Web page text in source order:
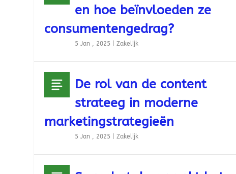
en hoe beïnvloeden ze
consumentengedrag?
5 Jan , 2025 |Zakelijk
De rol van de content
strateeg in moderne
marketingstrategieën
5 Jan , 2025 |Zakelijk